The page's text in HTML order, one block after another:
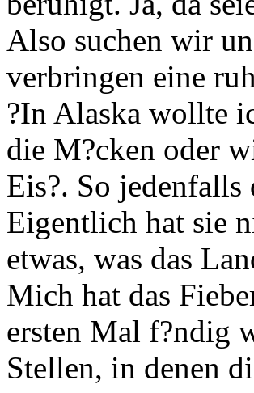
Also suchen wir
verbringen eine
?In Alaska wollte
die M?cken oder
Eis?. So
Eigentlich hat sie
etwas, was das
Mich hat das
ersten Mal f?ndig
Stellen, in denen